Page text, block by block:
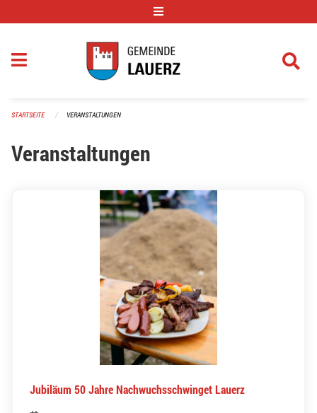
STARTSEITE VERANSTALTUNGEN
Veranstaltungen
Jubiläum 50 Jahre Nachwuchsschwinget Lauerz